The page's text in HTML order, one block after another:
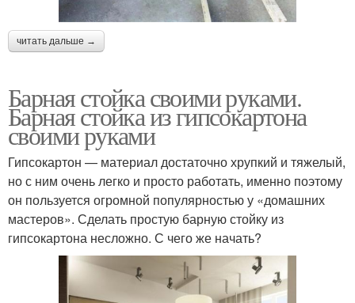
читать дальше →
Барная стойка своими руками.
Барная стойка из гипсокартона
своими руками
Гипсокартон — материал достаточно хрупкий и тяжелый,
но с ним очень легко и просто работать, именно поэтому
он пользуется огромной популярностью у «домашних
мастеров». Сделать простую барную стойку из
гипсокартона несложно. С чего же начать?